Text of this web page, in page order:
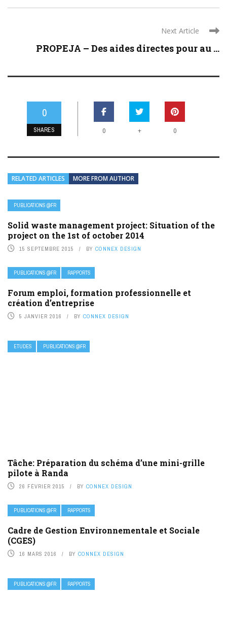
Next Article
PROPEJA – Des aides directes pour au ...
0
SHARES 0 + 0
RELATED ARTICLES MORE FROM AUTHOR
PUBLICATIONS @FR
Solid waste management project: Situation of the
project on the 1st of october 2014
15 SEPTEMBRE 2015 BY CONNEX DESIGN
PUBLICATIONS @FR RAPPORTS
Forum emploi, formation professionnelle et
création d’entreprise
5 JANVIER 2016 BY CONNEX DESIGN
ETUDES PUBLICATIONS @FR
Tâche: Préparation du schéma d’une mini-grille
pilote à Randa
26 FÉVRIER 2015 BY CONNEX DESIGN
PUBLICATIONS @FR RAPPORTS
Cadre de Gestion Environnementale et Sociale
(CGES)
16 MARS 2016 BY CONNEX DESIGN
PUBLICATIONS @FR RAPPORTS